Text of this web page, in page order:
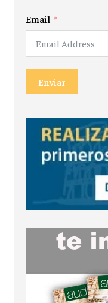
Email
Enviar